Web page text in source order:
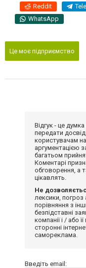
Reddit
WhatsApp
Це моє підприємство
Відгук - це
передати
користувачам
аргументацією
багатьом
Коментарі
обговорення, а
цікавлять.
Не
лексики,
порівняння з
безпідставні
компанії і / або
сторонні
самореклама.
Введіть email: